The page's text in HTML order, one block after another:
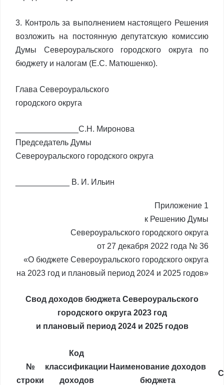
3. Контроль за выполнением настоящего Решения
возложить на постоянную депутатскую комиссию
Думы Североуральского городского округа по
бюджету и налогам (Е.С. Матюшенко).
Глава Североуральского
городского округа
______________С.Н. Миронова
Председатель Думы
Североуральского городского округа
____________ В. И. Ильин
Приложение 1
к Решению Думы
Североуральского городского округа
от 27 декабря 2022 года № 36
«О бюджете Североуральского городского округа
на 2023 год и плановый период 2024 и 2025 годов»
Свод доходов бюджета Североуральского
городского округа 2023 год
и плановый период 2024 и 2025 годов
№
строки
Код
классификации
доходов
Наименование доходов
бюджета